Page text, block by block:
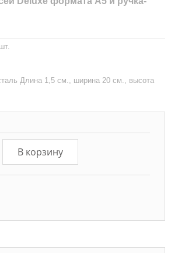
шт.
Длина 1,5 см., ширина 20 см., высота
В корзину